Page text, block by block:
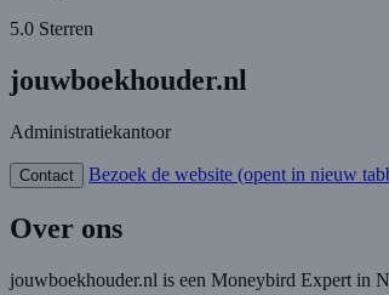
5.0 Sterren
jouwboekhouder.nl
Administratiekantoor
Contact Bezoek de website (opent in nieuw
Over ons
jouwboekhouder.nl is een Moneybird Expert in